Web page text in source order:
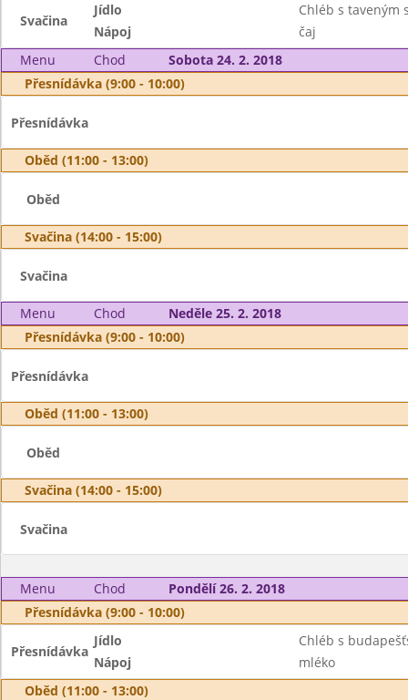
Svačina
Jídlo
Chléb s taveným
Nápoj
čaj
Menu
Chod
Sobota 24. 2. 2018
Přesnídávka (9:00 - 10:00)
Přesnídávka
Oběd (11:00 - 13:00)
Oběd
Svačina (14:00 - 15:00)
Svačina
Menu Chod
Neděle 25. 2. 2018
Přesnídávka (9:00 - 10:00)
Přesnídávka
Oběd (11:00 - 13:00)
Oběd
Svačina (14:00 - 15:00)
Svačina
Menu Chod
Pondělí 26. 2. 2018
Přesnídávka (9:00 - 10:00)
Přesnídávka
Jídlo
Chléb s
Nápoj
mléko
Oběd (11:00 - 13:00)